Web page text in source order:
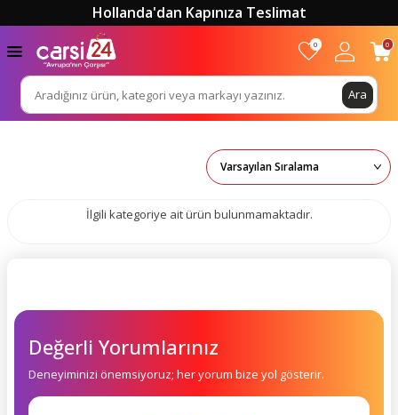
Hollanda'dan Kapınıza Teslimat
Ara
0 0
İlgili kategoriye ait ürün bulunmamaktadır.
Değerli Yorumlarınız
Deneyiminizi önemsiyoruz; her yorum bize yol gösterir.